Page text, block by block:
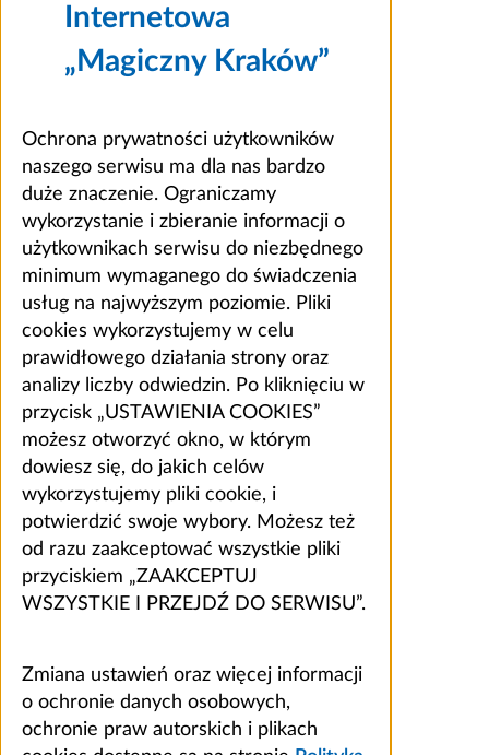
Internetowa
„Magiczny Kraków”
Ochrona prywatności użytkowników
naszego serwisu ma dla nas bardzo
duże znaczenie. Ograniczamy
wykorzystanie i zbieranie informacji o
użytkownikach serwisu do niezbędnego
minimum wymaganego do świadczenia
usług na najwyższym poziomie. Pliki
cookies wykorzystujemy w celu
prawidłowego działania strony oraz
analizy liczby odwiedzin. Po kliknięciu w
przycisk „USTAWIENIA COOKIES”
możesz otworzyć okno, w którym
dowiesz się, do jakich celów
wykorzystujemy pliki cookie, i
potwierdzić swoje wybory. Możesz też
od razu zaakceptować wszystkie pliki
przyciskiem „ZAAKCEPTUJ
WSZYSTKIE I PRZEJDŹ DO SERWISU”.
Zmiana ustawień oraz więcej informacji
o ochronie danych osobowych,
ochronie praw autorskich i plikach